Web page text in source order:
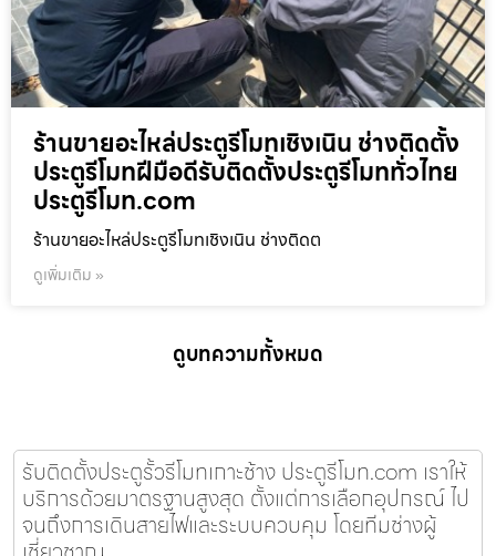
ร้านขายอะไหล่ประตูรีโมทเชิงเนิน ช่างติดตั้ง
ประตูรีโมทฝีมือดีรับติดตั้งประตูรีโมททั่วไทย
ประตูรีโมท.com
ร้านขายอะไหล่ประตูรีโมทเชิงเนิน ช่างติดต
ดูเพิ่มเติม »
ดูบทความทั้งหมด
รับติดตั้งประตูรั้วรีโมทเกาะช้าง ประตูรีโมท.com เราให้
บริการด้วยมาตรฐานสูงสุด ตั้งแต่การเลือกอุปกรณ์ ไป
จนถึงการเดินสายไฟและระบบควบคุม โดยทีมช่างผู้